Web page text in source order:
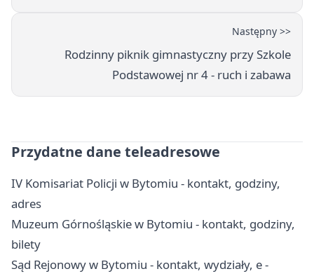
Następny >>
Rodzinny piknik gimnastyczny przy Szkole
Podstawowej nr 4 - ruch i zabawa
Przydatne dane teleadresowe
IV Komisariat Policji w Bytomiu - kontakt, godziny,
adres
Muzeum Górnośląskie w Bytomiu - kontakt, godziny,
bilety
Sąd Rejonowy w Bytomiu - kontakt, wydziały, e -